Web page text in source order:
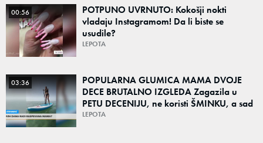
00:56
POTPUNO UVRNUTO: Kokošji nokti
vladaju Instagramom! Da li biste se
usudile?
LEPOTA
03:36
POPULARNA GLUMICA MAMA DVOJE
DECE BRUTALNO IZGLEDA Zagazila u
PETU DECENIJU, ne koristi ŠMINKU, a sad
otkrila kako održava kilažu
LEPOTA